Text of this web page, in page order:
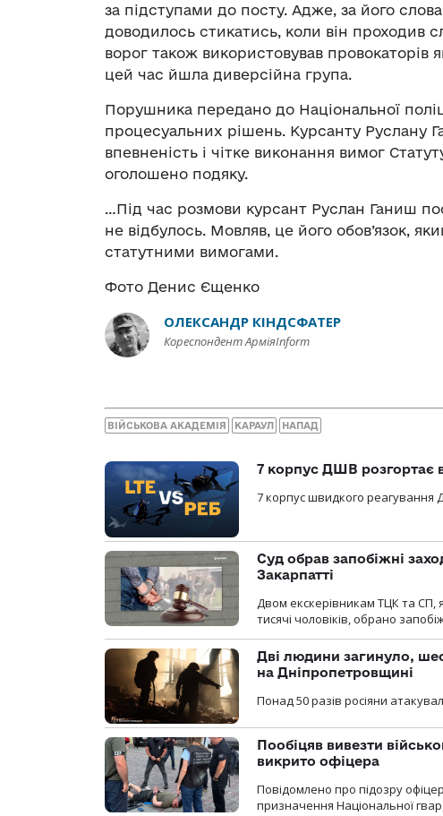
за підступами до посту. Адже, за його
доводилось стикатись, коли він проходив
ворог також використовував провокаторів
цей час йшла диверсійна група.
Порушника передано до Національної
процесуальних рішень. Курсанту Руслану
впевненість і чітке виконання вимог
оголошено подяку.
…Під час розмови курсант Руслан Ганиш
не відбулось. Мовляв, це його обов’язок,
статутними вимогами.
Фото Денис Єщенко
ОЛЕКСАНДР КІНДСФАТЕР
Кореспондент АрміяInform
ВІЙСЬКОВА АКАДЕМІЯ КАРАУЛ НАПАД
7 корпус ДШВ розгортає
7 корпус швидкого реагування
Суд обрав запобіжні
Закарпатті
Двом екскерівникам ТЦК та СП,
тисячі чоловіків, обрано
Дві людини загинуло,
на Дніпропетровщині
Понад 50 разів росіяни
Пообіцяв вивезти
викрито офіцера
Повідомлено про підозру
призначення Національної